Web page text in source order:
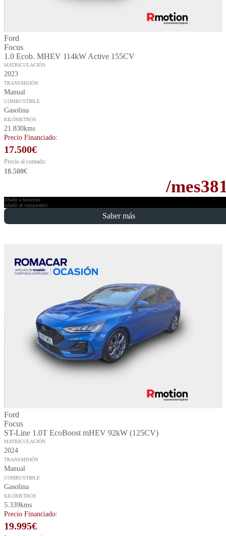
Ford
Focus
1.0 Ecob. MHEV 114kW Active 155CV
MATRICULACIÓN
2023
TRANSMISIÓN
Manual
COMBUSTIBLE
Gasolina
KILÓMETROS
21.830kms
Precio Financiado:
17.500€
Precio al contado:
18.500€
/mes
Añadir a favoritos
Añadir al comparador
Saber más
Ford
Focus
ST-Line 1.0T EcoBoost mHEV 92kW (125CV)
MATRICULACIÓN
2024
TRANSMISIÓN
Manual
COMBUSTIBLE
Gasolina
KILÓMETROS
5.339kms
Precio Financiado:
19.995€